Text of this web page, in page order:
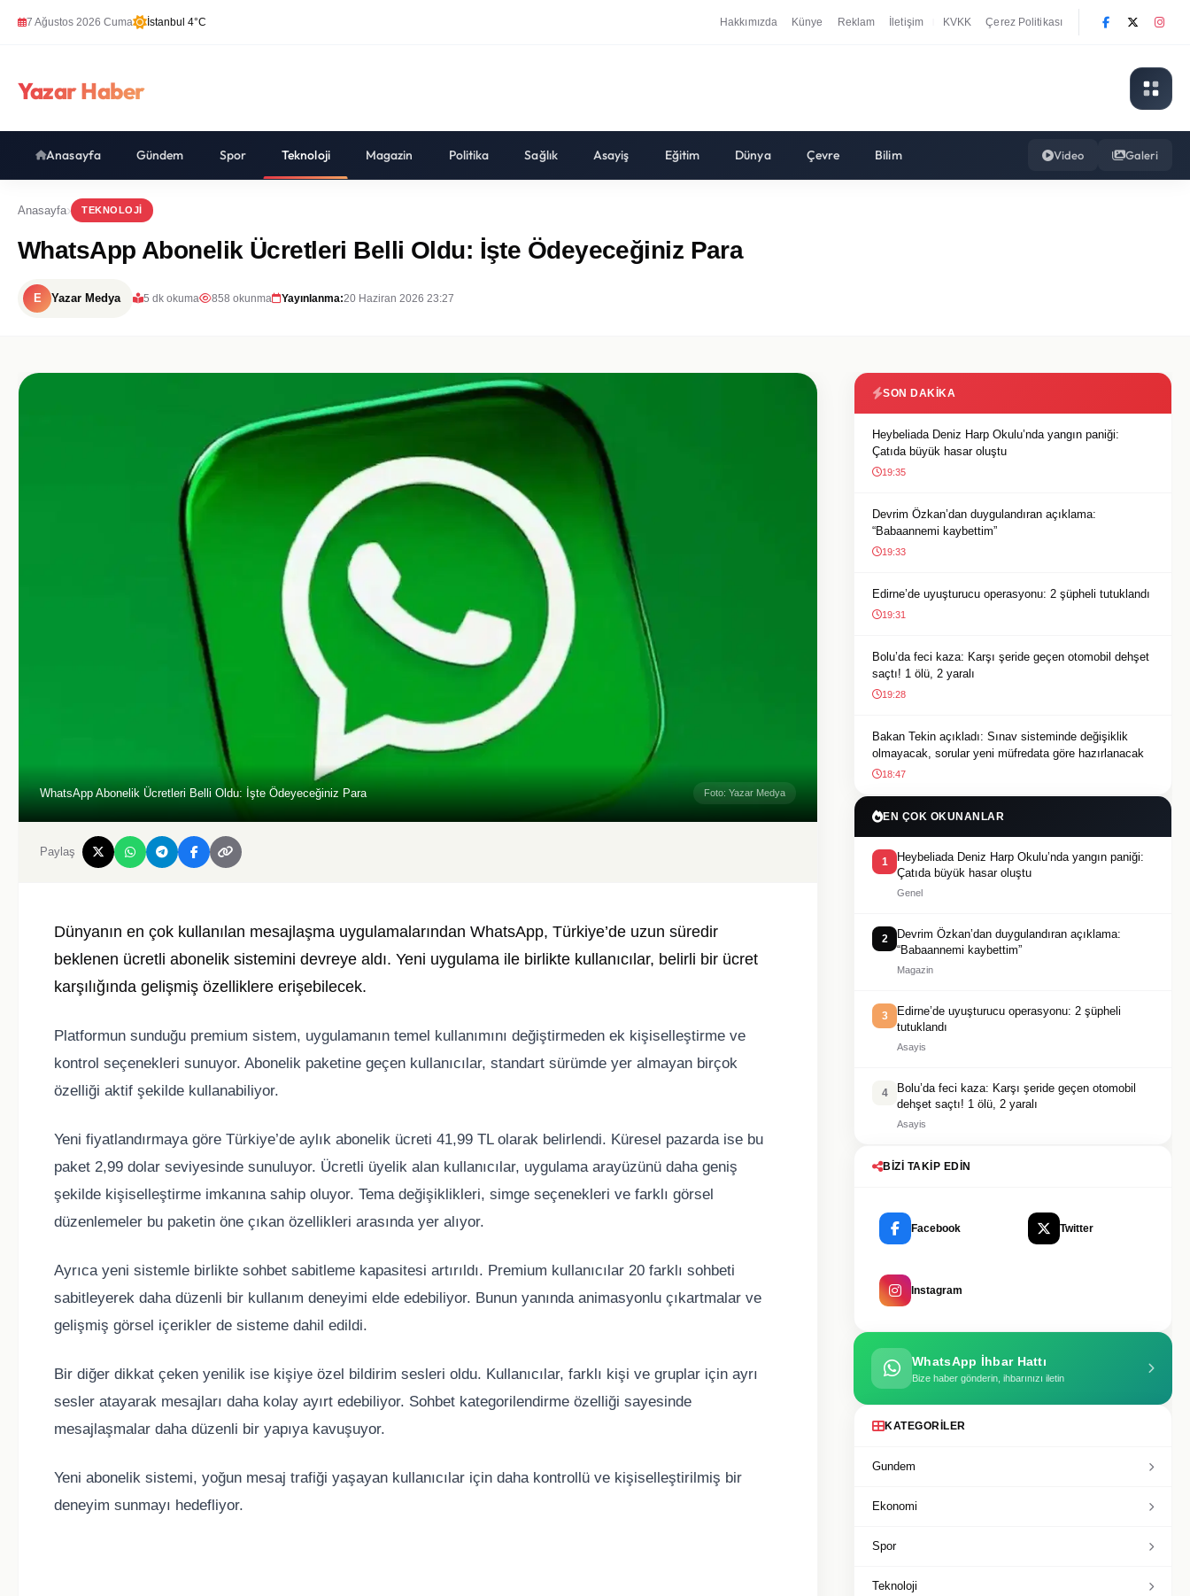
7 Ağustos 2026 Cuma İstanbul 4°C Hakkımızda Künye Reklam İletişim KVKK Çerez Politikası
Yazar Haber
Anasayfa Gündem Spor Teknoloji Magazin Politika Sağlık Asayiş Eğitim Dünya Çevre Bilim Video Galeri
Anasayfa TEKNOLOJI
WhatsApp Abonelik Ücretleri Belli Oldu: İşte Ödeyeceğiniz Para
E Yazar Medya 5 dk okuma 858 okunma Yayınlanma:20 Haziran 2026 23:27
WhatsApp Abonelik Ücretleri Belli Oldu: İşte Ödeyeceğiniz Para Foto: Yazar Medya
Paylaş
Dünyanın en çok kullanılan mesajlaşma uygulamalarından WhatsApp, Türkiye’de uzun süredir
beklenen ücretli abonelik sistemini devreye aldı. Yeni uygulama ile birlikte kullanıcılar, belirli bir ücret
karşılığında gelişmiş özelliklere erişebilecek.
Platformun sunduğu premium sistem, uygulamanın temel kullanımını değiştirmeden ek kişiselleştirme ve
kontrol seçenekleri sunuyor. Abonelik paketine geçen kullanıcılar, standart sürümde yer almayan birçok
özelliği aktif şekilde kullanabiliyor.
Yeni fiyatlandırmaya göre Türkiye’de aylık abonelik ücreti 41,99 TL olarak belirlendi. Küresel pazarda ise bu
paket 2,99 dolar seviyesinde sunuluyor. Ücretli üyelik alan kullanıcılar, uygulama arayüzünü daha geniş
şekilde kişiselleştirme imkanına sahip oluyor. Tema değişiklikleri, simge seçenekleri ve farklı görsel
düzenlemeler bu paketin öne çıkan özellikleri arasında yer alıyor.
Ayrıca yeni sistemle birlikte sohbet sabitleme kapasitesi artırıldı. Premium kullanıcılar 20 farklı sohbeti
sabitleyerek daha düzenli bir kullanım deneyimi elde edebiliyor. Bunun yanında animasyonlu çıkartmalar ve
gelişmiş görsel içerikler de sisteme dahil edildi.
Bir diğer dikkat çeken yenilik ise kişiye özel bildirim sesleri oldu. Kullanıcılar, farklı kişi ve gruplar için ayrı
sesler atayarak mesajları daha kolay ayırt edebiliyor. Sohbet kategorilendirme özelliği sayesinde
mesajlaşmalar daha düzenli bir yapıya kavuşuyor.
Yeni abonelik sistemi, yoğun mesaj trafiği yaşayan kullanıcılar için daha kontrollü ve kişiselleştirilmiş bir
deneyim sunmayı hedefliyor.
SON DAKIKA
Heybeliada Deniz Harp Okulu’nda yangın paniği:
Çatıda büyük hasar oluştu
19:35
Devrim Özkan’dan duygulandıran açıklama:
“Babaannemi kaybettim”
19:33
Edirne’de uyuşturucu operasyonu: 2 şüpheli tutuklandı
19:31
Bolu’da feci kaza: Karşı şeride geçen otomobil dehşet
saçtı! 1 ölü, 2 yaralı
19:28
Bakan Tekin açıkladı: Sınav sisteminde değişiklik
olmayacak, sorular yeni müfredata göre hazırlanacak
18:47
EN ÇOK OKUNANLAR
1
Heybeliada Deniz Harp Okulu’nda yangın paniği:
Çatıda büyük hasar oluştu
Genel
2
Devrim Özkan’dan duygulandıran açıklama:
“Babaannemi kaybettim”
Magazin
3
Edirne’de uyuşturucu operasyonu: 2 şüpheli
tutuklandı
Asayis
4
Bolu’da feci kaza: Karşı şeride geçen otomobil
dehşet saçtı! 1 ölü, 2 yaralı
Asayis
BIZI TAKIP EDIN
Facebook Twitter
Instagram
WhatsApp İhbar Hattı
Bize haber gönderin, ihbarınızı iletin
KATEGORILER
Gundem
Ekonomi
Spor
Teknoloji